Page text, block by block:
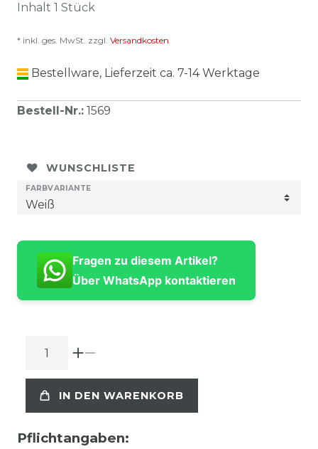
Inhalt 1 Stück
* inkl. ges. MwSt. zzgl. Versandkosten
Bestellware, Lieferzeit ca. 7-14 Werktage
Bestell-Nr.: 1569
WUNSCHLISTE
FARBVARIANTE
Fragen zu diesem Artikel?
Über WhatsApp kontaktieren
IN DEN WARENKORB
Pflichtangaben: